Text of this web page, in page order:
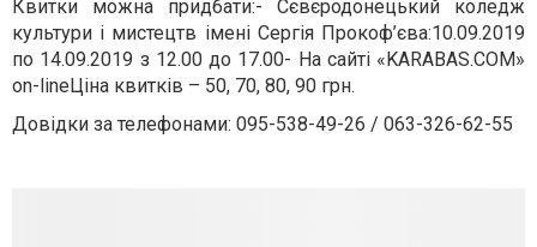
Квитки можна придбати:- Сєвєродонецький коледж
культури і мистецтв імені Сергія Прокоф’єва:10.09.2019
по 14.09.2019 з 12.00 до 17.00- На сайті «KARABAS.COM»
on-lineЦіна квитків – 50, 70, 80, 90 грн.
Довідки за телефонами: 095-538-49-26 / 063-326-62-55